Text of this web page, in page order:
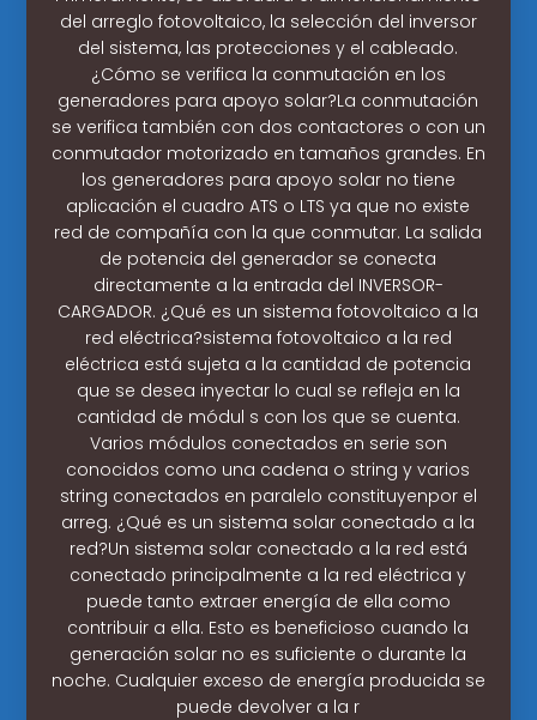
del arreglo fotovoltaico, la selección del inversor
del sistema, las protecciones y el cableado.
¿Cómo se verifica la conmutación en los
generadores para apoyo solar?La conmutación
se verifica también con dos contactores o con un
conmutador motorizado en tamaños grandes. En
los generadores para apoyo solar no tiene
aplicación el cuadro ATS o LTS ya que no existe
red de compañía con la que conmutar. La salida
de potencia del generador se conecta
directamente a la entrada del INVERSOR-
CARGADOR. ¿Qué es un sistema fotovoltaico a la
red eléctrica?sistema fotovoltaico a la red
eléctrica está sujeta a la cantidad de potencia
que se desea inyectar lo cual se refleja en la
cantidad de módul s con los que se cuenta.
Varios módulos conectados en serie son
conocidos como una cadena o string y varios
string conectados en paralelo constituyenpor el
arreg. ¿Qué es un sistema solar conectado a la
red?Un sistema solar conectado a la red está
conectado principalmente a la red eléctrica y
puede tanto extraer energía de ella como
contribuir a ella. Esto es beneficioso cuando la
generación solar no es suficiente o durante la
noche. Cualquier exceso de energía producida se
puede devolver a la r